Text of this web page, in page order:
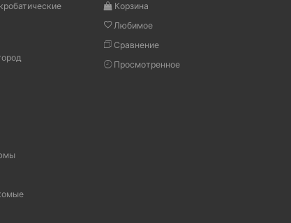
Корзина
Любимое
Сравнение
Просмотренное